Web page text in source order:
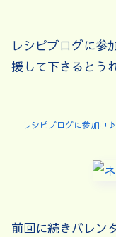
レシピブログに参
援して下さるとう
レシピブログに参加中
前回に続きバレン